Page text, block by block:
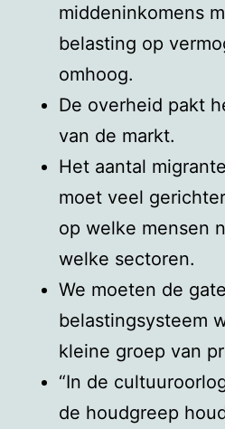
middeninkomens
belasting op
omhoog.
De overheid pakt
van de markt.
Het aantal
moet veel
op welke mensen
welke sectoren.
We moeten de
belastingsysteem
kleine groep van
“In de
de houdgreep